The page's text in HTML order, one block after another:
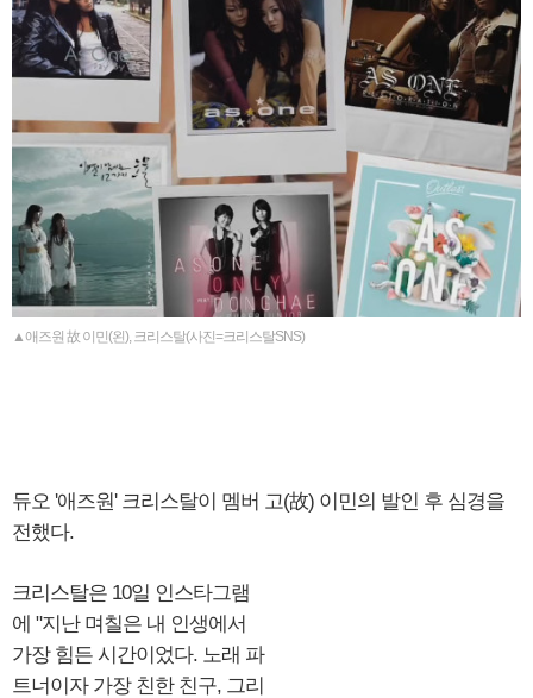
▲애즈원 故 이민(왼), 크리스탈(사진=크리스탈SNS)
듀오 '애즈원' 크리스탈이 멤버 고(故) 이민의 발인 후 심경을
전했다.
크리스탈은 10일 인스타그램
에 "지난 며칠은 내 인생에서
가장 힘든 시간이었다. 노래 파
트너이자 가장 친한 친구, 그리